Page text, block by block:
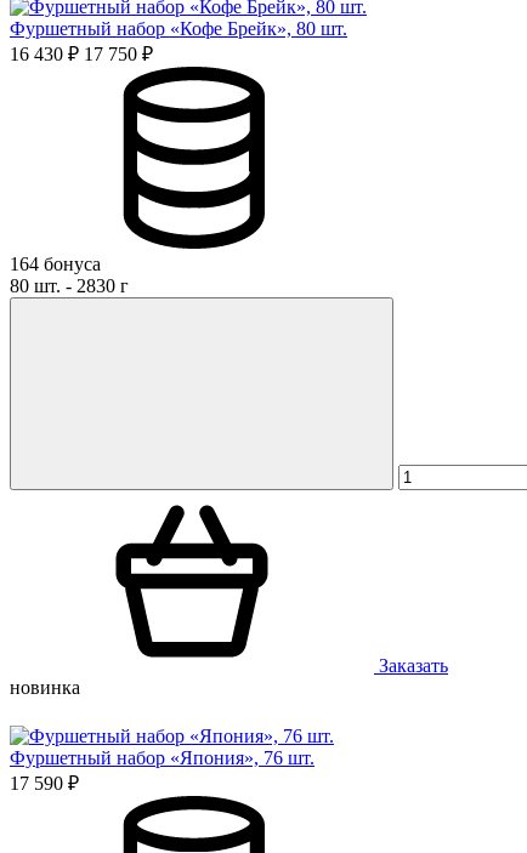
Фуршетный набор «Кофе Брейк», 80 шт.
16 430 ₽ 17 750 ₽
164 бонуса
80 шт. - 2830 г
Заказать
новинка
Фуршетный набор «Япония», 76 шт.
17 590 ₽